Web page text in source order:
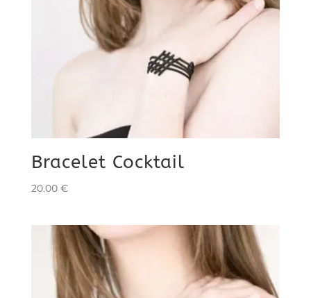
Bracelet Cocktail
20.00 €